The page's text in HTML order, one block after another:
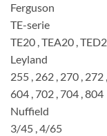
Ferguson
TE-serie
TE20 , TEA20 ,
Leyland
255 , 262 , 270 , 272
604 , 702 , 704 , 804
Nuffield
3/45 , 4/65